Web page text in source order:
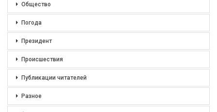
Общество
Погода
Президент
Происшествия
Публикации читателей
Разное